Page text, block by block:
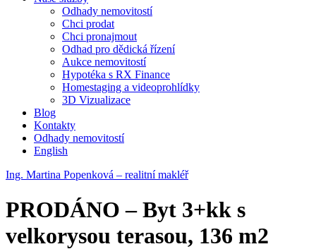
Odhady nemovitostí
Chci prodat
Chci pronajmout
Odhad pro dědická řízení
Aukce nemovitostí
Hypotéka s RX Finance
Homestaging a videoprohlídky
3D Vizualizace
Blog
Kontakty
Odhady nemovitostí
English
Ing. Martina Popenková – realitní makléř
PRODÁNO – Byt 3+kk s
velkorysou terasou, 136 m2